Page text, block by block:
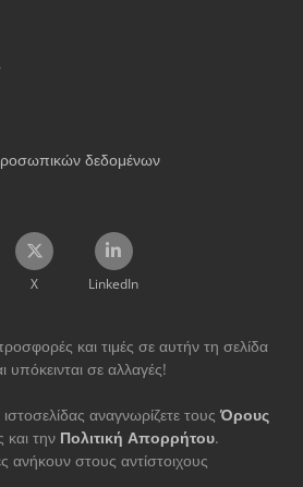
δεδομένων
X LinkedIn
και τιμές σε αυτήν τη σελίδα
υπόκεινται σε αλλαγές!
αναγνωρίζετε τους Όρους
και την Πολιτική Απορρήτου.
ανήκουν στους αντίστοιχους